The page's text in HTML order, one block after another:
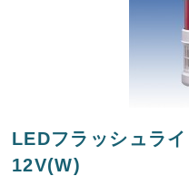
LEDフラッシュラ
12V(W)